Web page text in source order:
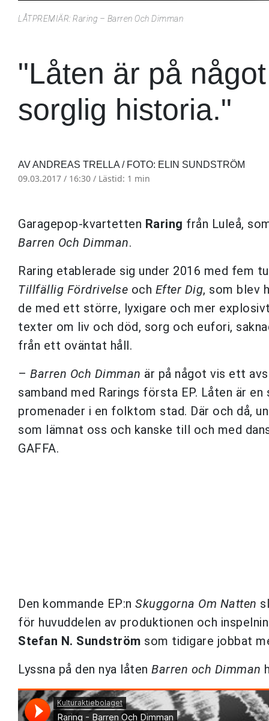
LÅTPREMIÄR: Raring – Barren Och Dimman
"Låten är på
sorglig historia."
AV ANDREAS TRELLA / FOTO: ELIN SUNDSTRÖM
09.03.2017 / 16:30 / Lästid: 1 min
Garagepop-kvartetten Raring från Luleå,
Barren Och Dimman.
Raring etablerade sig under 2016 med fem
Tillfällig Fördrivelse och Efter Dig, som blev
de med ett större, lyxigare och mer
texter om liv och död, sorg och eufori,
från ett oväntat håll.
– Barren Och Dimman är på något vis ett
samband med Rarings första EP. Låten är
promenader i en folktom stad. Där och då,
som lämnat oss och kanske till och med
GAFFA.
Den kommande EP:n Skuggorna Om Natten
för huvuddelen av produktionen och
Stefan N. Sundström som tidigare jobbat
Lyssna på den nya låten Barren och Dimman